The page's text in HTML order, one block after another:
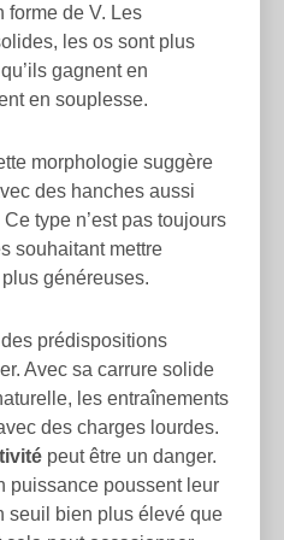
forme de V. Les
les os sont plus
gagnent en
en souplesse.
morphologie suggère
des hanches aussi
type n’est pas toujours
souhaitant mettre
plus généreuses.
prédispositions
Avec sa carrure solide
les entraînements
des charges lourdes.
peut être un danger.
puissance poussent leur
seuil bien plus élevé que